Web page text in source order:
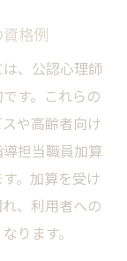
格例
、公認心理師
す。これらの
や高齢者向け
担当職員加算
。加算を受け
、利用者への
ります。